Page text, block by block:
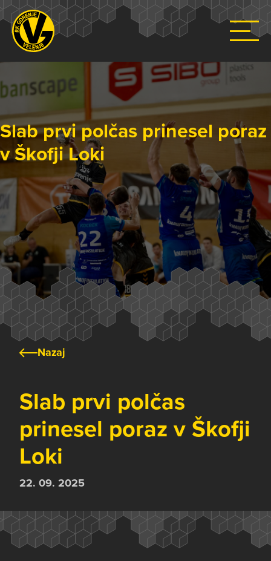
Slab prvi polčas prinesel poraz
v Škofji Loki
Nazaj
Slab prvi polčas
prinesel poraz v Škofji
Loki
22. 09. 2025